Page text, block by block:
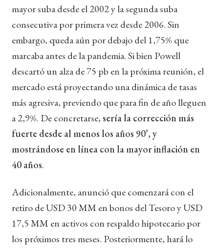
mayor suba desde el 2002 y la segunda suba
consecutiva por primera vez desde 2006. Sin
embargo, queda aún por debajo del 1,75% que
marcaba antes de la pandemia. Si bien Powell
descartó un alza de 75 pb en la próxima reunión, el
mercado está proyectando una dinámica de tasas
más agresiva, previendo que para fin de año lleguen
a 2,9%. De concretarse,sería la corrección más
fuerte desde al menos los años 90’, y
mostrándose en línea con la mayor inflación en
40 años.
Adicionalmente, anunció que comenzará con el
retiro de USD 30 MM en bonos del Tesoro y USD
17,5 MM en activos con respaldo hipotecario por
los próximos tres meses. Posteriormente, hará lo